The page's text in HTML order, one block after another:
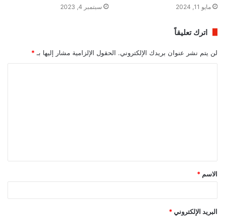
مايو 11, 2024 سبتمبر 4, 2023
اترك تعليقاً
لن يتم نشر عنوان بريدك الإلكتروني. الحقول الإلزامية مشار إليها بـ *
ق
*
الاسم *
البريد الإلكتروني *